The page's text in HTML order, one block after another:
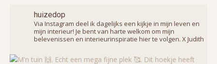
huizedop
Via Instagram deel ik dagelijks een kijkje in mijn leven en
mijn interieur! Je bent van harte welkom om mijn
belevenissen en interieurinspiratie hier te volgen. X Judith